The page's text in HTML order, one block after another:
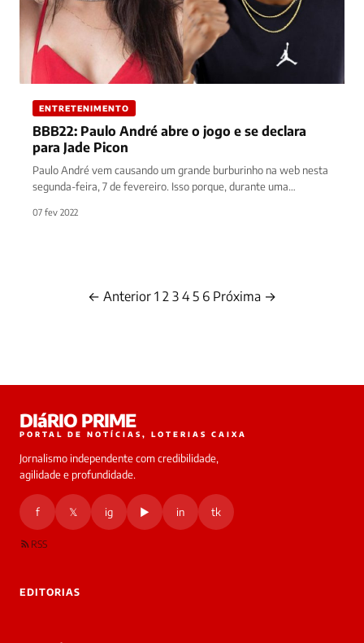
ENTRETENIMENTO
BBB22: Paulo André abre o jogo e se declara
para Jade Picon
Paulo André vem causando um grande burburinho na web nesta
segunda-feira, 7 de fevereiro. Isso porque, durante uma
07 fev 2022
← Anterior 1 2 3 4 5 6 Próxima →
DIáRIO PRIME
PORTAL DE NOTÍCIAS, LOTERIAS CAIXA
Jornalismo independente com credibilidade,
agilidade e profundidade.
f 𝕏 ig ▶ in tk
RSS
EDITORIAS